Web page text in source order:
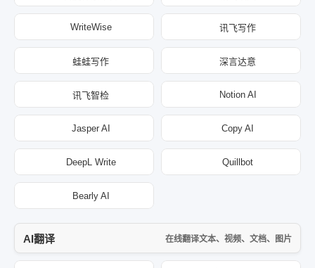
WriteWise 讯飞写作
蛙蛙写作 深言达意
讯飞智检 Notion AI
Jasper AI Copy AI
DeepL Write Quillbot
Bearly AI
AI翻译 在线翻译文本、视频、文档、图片